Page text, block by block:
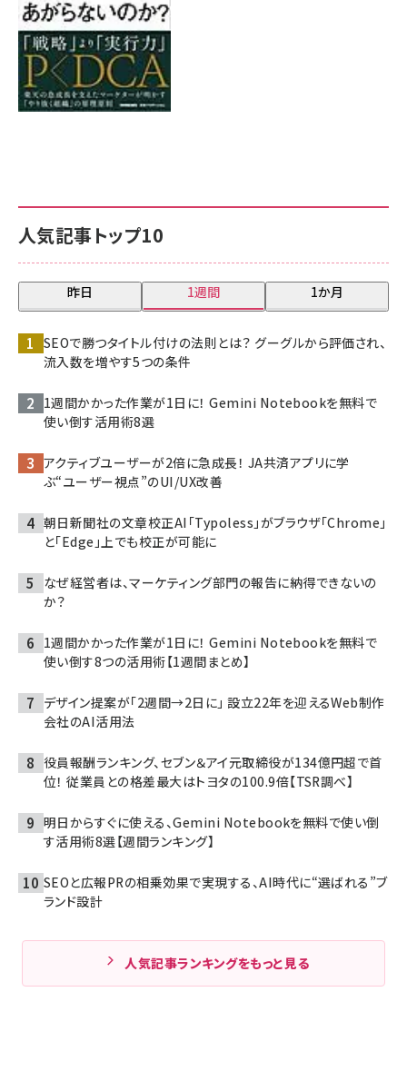
人気記事トップ10
昨日 1週間 1か月
SEOで勝つタイトル付けの法則とは？ グーグルから評価され、
流入数を増やす5つの条件
1週間かかった作業が1日に！ Gemini Notebookを無料で
使い倒す活用術8選
アクティブユーザーが2倍に急成長！ JA共済アプリに学
ぶ“ユーザー視点”のUI/UX改善
朝日新聞社の文章校正AI「Typoless」がブラウザ「Chrome」
と「Edge」上でも校正が可能に
なぜ経営者は、マーケティング部門の報告に納得できないの
か？
1週間かかった作業が1日に！ Gemini Notebookを無料で
使い倒す8つの活用術【1週間まとめ】
デザイン提案が「2週間→2日に」 設立22年を迎えるWeb制作
会社のAI活用法
役員報酬ランキング、セブン＆アイ元取締役が134億円超で首
位！ 従業員との格差最大はトヨタの100.9倍【TSR調べ】
明日からすぐに使える、Gemini Notebookを無料で使い倒
す活用術8選【週間ランキング】
SEOと広報PRの相乗効果で実現する、AI時代に“選ばれる”ブ
ランド設計
人気記事ランキングをもっと見る